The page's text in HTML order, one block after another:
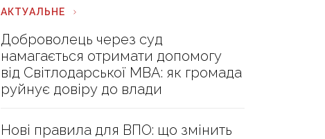
АКТУАЛЬНЕ
Доброволець через суд
намагається отримати допомогу
від Світлодарської МВА: як громада
руйнує довіру до влади
Нові правила для ВПО: що змінить